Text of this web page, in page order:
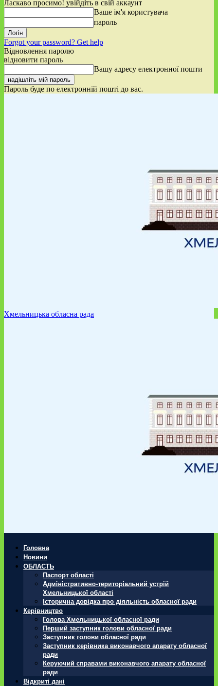
Ласкаво просимо! увійдіть в свій аккаунт
Ваше ім'я користувача
пароль
Forgot your password? Get help
Відновлення паролю
відновити пароль
Вашу адресу електронної пошти
Пароль буде по електронній пошті до вас.
Хмельницька обласна рада
Головна
Новини
ОБЛАСТЬ
Паспорт області
Адміністративно-територіальний устрій
Хмельницької області
Історична довідка про діяльність обласної ради
Керівництво
Голова Хмельницької обласної ради
Перший заступник голови обласної ради
Заступник голови обласної ради
Заступник керівника виконавчого апарату обласної
ради
Керуючий справами виконавчого апарату обласної
ради
Відкриті дані